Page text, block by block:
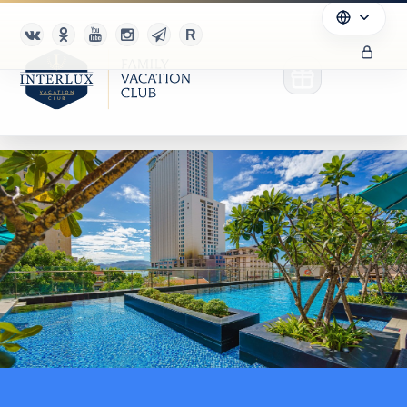
Club
Advantages
For Partners
Благотворительность